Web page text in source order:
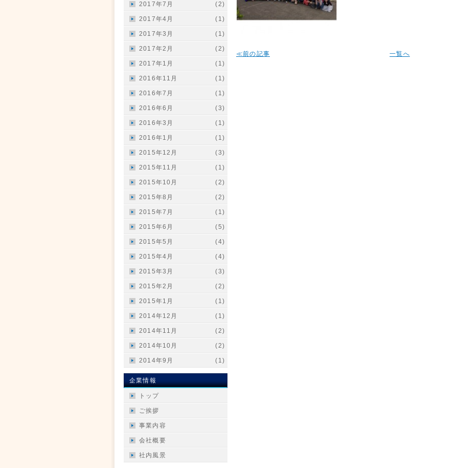
≪前の記事 一覧へ
2017年7月 (2)
2017年4月 (1)
2017年3月 (1)
2017年2月 (2)
2017年1月 (1)
2016年11月 (1)
2016年7月 (1)
2016年6月 (3)
2016年3月 (1)
2016年1月 (1)
2015年12月 (3)
2015年11月 (1)
2015年10月 (2)
2015年8月 (2)
2015年7月 (1)
2015年6月 (5)
2015年5月 (4)
2015年4月 (4)
2015年3月 (3)
2015年2月 (2)
2015年1月 (1)
2014年12月 (1)
2014年11月 (2)
2014年10月 (2)
2014年9月 (1)
企業情報
トップ
ご挨拶
事業内容
会社概要
社内風景